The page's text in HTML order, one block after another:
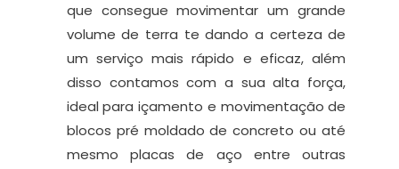
que consegue movimentar um grande
volume de terra te dando a certeza de
um serviço mais rápido e eficaz, além
disso contamos com a sua alta força,
ideal para içamento e movimentação de
blocos pré moldado de concreto ou até
mesmo placas de aço entre outras